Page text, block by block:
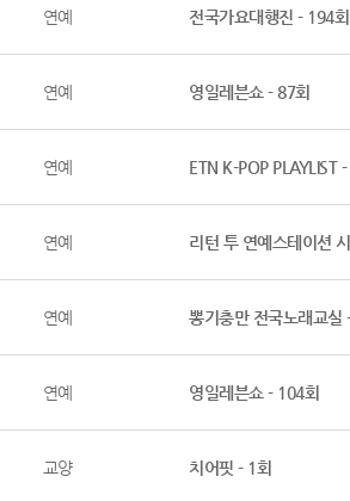
연예 전국가요대행진 - 194회
연예 영일레븐쇼 - 87회
연예 ETN K-POP PLAYLIST -
연예 리턴 투 연예스테이션
연예 뽕기충만 전국노래교실
연예 영일레븐쇼 - 104회
교양 치어핏 - 1회